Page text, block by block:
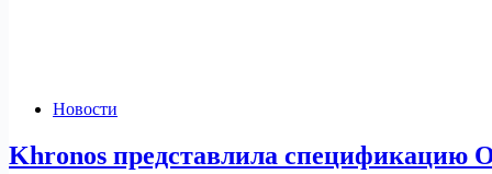
Новости
Khronos представлила спецификацию